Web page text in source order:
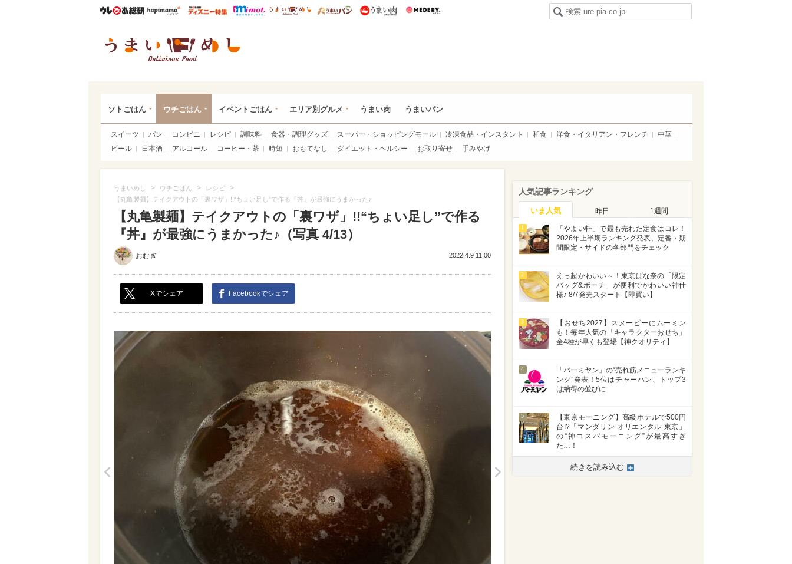
ウレぴあ総研ハピママ* ウレぴあ総研 ディズニー特集
mimot. うまいめし うまいパン うまい肉
ソトごはん ウチごはん イベントごはん エリア別グルメ うまい肉 うまいパン
スイーツ パン コンビニ レシピ 調味料 食器・調理グッズ スーパー・ショッピングモール 冷凍食品・インスタント 和食 洋食・イタリアン・フレンチ
中華
ビール
日本酒 アルコール コーヒー・茶 時短 おもてなし ダイエット・ヘルシー お取り寄せ 手みやげ
うまいめし > ウチごはん > レシピ >
【丸亀製麺】テイクアウトの「裏ワザ」!!“ちょい足し”で作る『丼』が最強にうまかった♪
【丸亀製麺】テイクアウトの「裏ワザ」!!“ちょい足し”で作る
『丼』が最強にうまかった♪（写真 4/13）
おむぎ 2022.4.9 11:00
Xでシェア Facebookでシェア
人気記事ランキング
いま人気 昨日 1週間
1
「やよい軒」で最も売れた定食はコレ！
2026年上半期ランキング発表、定番・期
間限定・サイドの各部門をチェック
2
えっ超かわいい～！東京ばな奈の「限定
バッグ&ポーチ」が便利でかわいい神仕
様♪ 8/7発売スタート【即買い】
3
【おせち2027】スヌーピーにムーミン
も！毎年人気の「キャラクターおせち」
全4種が早くも登場【神クオリティ】
4
「バーミヤン」の“売れ筋メニューランキ
ング”発表！5位はチャーハン、トップ3
は納得の並びに
5
【東京モーニング】高級ホテルで500円
台!?「マンダリン オリエンタル 東京」
の“神コスパモーニング”が最高すぎ
た…！
続きを読み込む